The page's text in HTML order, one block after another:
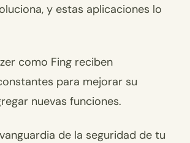
y estas aplicaciones lo
como Fing reciben
para mejorar su
nuevas funciones.
de la seguridad de tu